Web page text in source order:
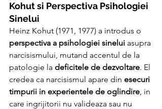
Kohut si Perspectiva Psihologiei
Sinelui
Heinz Kohut (1971, 1977) a introdus o
perspectiva a psihologiei sinelui asupra
narcisismului, mutand accentul de la
patologie la deficitele de dezvoltare. El
credea ca narcisismul apare din esecuri
timpurii in experientele de oglindire, in
care ingrijitorii nu valideaza sau nu